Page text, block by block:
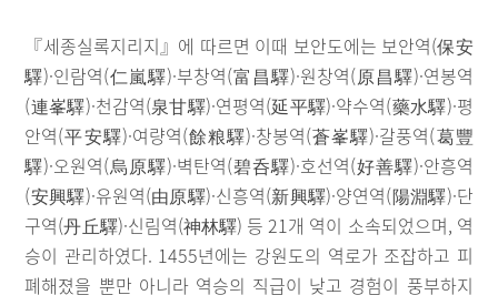
『세종실록지리지』에 따르면 이때 보안도에는 보안역(保安
驛)·인람역(仁嵐驛)·부창역(富昌驛)·원창역(原昌驛)·연봉역
(連峯驛)·천감역(泉甘驛)·연평역(延平驛)·약수역(藥水驛)·평
안역(平安驛)·여량역(餘粮驛)·창봉역(蒼峯驛)·갈풍역(葛豐
驛)·오원역(烏原驛)·벽탄역(碧呑驛)·호선역(好善驛)·안흥역
(安興驛)·유원역(由原驛)·신흥역(新興驛)·양연역(陽淵驛)·단
구역(丹丘驛)·신림역(神林驛) 등 21개 역이 소속되었으며, 역
승이 관리하였다. 1455년에는 강원도의 역로가 조잡하고 피
폐해졌을 뿐만 아니라 역승의 직급이 낮고 경험이 풍부하지